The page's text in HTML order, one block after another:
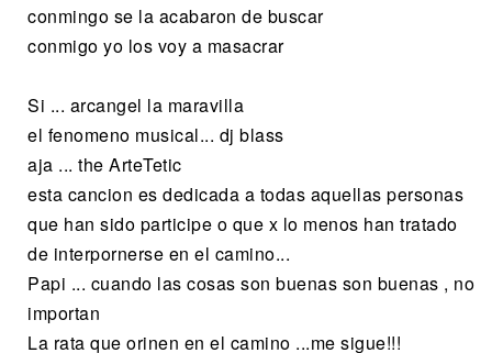
conmingo se la acabaron de buscar
conmigo yo los voy a masacrar
Si ... arcangel la maravilla
el fenomeno musical... dj blass
aja ... the ArteTetic
esta cancion es dedicada a todas aquellas personas
que han sido participe o que x lo menos han tratado
de interpornerse en el camino...
Papi ... cuando las cosas son buenas son buenas , no
importan
La rata que orinen en el camino ...me sigue!!!